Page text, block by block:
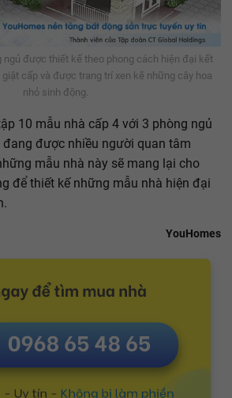
ngủ được thiết kế theo phong cách hiện đại kết
giật cấp và được trang trí xen kẽ những cây hoa
nhỏ sinh động.
10 mẫu nhà cấp 4 với 3 phòng ngủ
đang được nhiều người quan tâm
mẫu nhà này sẽ mang lại cho
để thiết kế những mẫu nhà hiện đại
YouHomes